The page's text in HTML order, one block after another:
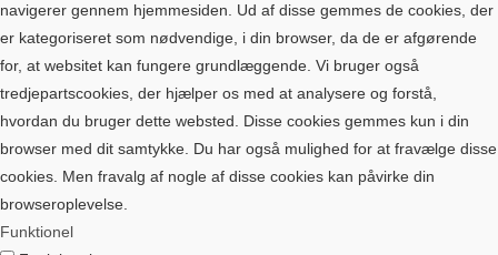
navigerer gennem hjemmesiden. Ud af disse gemmes de cookies, der
er kategoriseret som nødvendige, i din browser, da de er afgørende
for, at websitet kan fungere grundlæggende. Vi bruger også
tredjepartscookies, der hjælper os med at analysere og forstå,
hvordan du bruger dette websted. Disse cookies gemmes kun i din
browser med dit samtykke. Du har også mulighed for at fravælge disse
cookies. Men fravalg af nogle af disse cookies kan påvirke din
browseroplevelse.
Funktionel